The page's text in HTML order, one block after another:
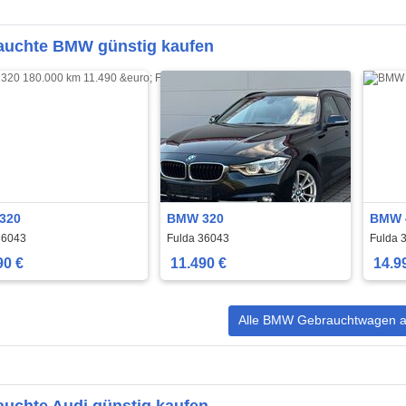
BMW günstig kaufen
€
BMW 320
Fulda 36043
11.490 €
BMW
Fulda
Alle BMW Gebrauchtwagen